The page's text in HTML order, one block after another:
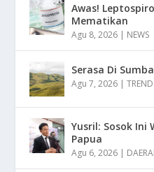
Awas!
Mematikan
Agu 8, 2026 | NEWS
Serasa Di
Agu 7, 2026 |TREND
Yusril: Sosok Ini
Papua
Agu 6, 2026 |